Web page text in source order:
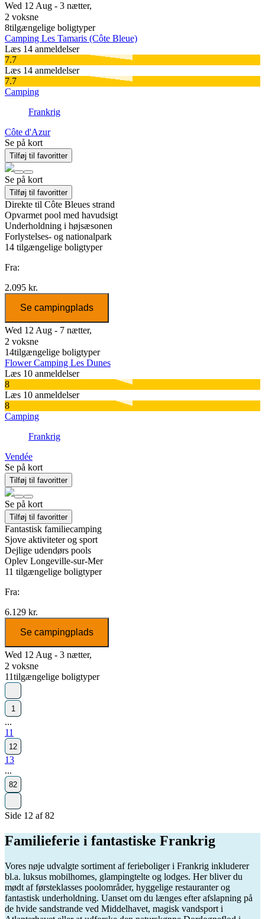
Wed 12 Aug - 3 nætter,
2 voksne
8tilgængelige boligtyper
Camping Les Tamaris (Côte Bleue)
Læs 14 anmeldelser
7.7
Læs 14 anmeldelser
7.7
Camping
Frankrig
Côte d'Azur
Se på kort
Tilføj til favoritter
Se på kort
Tilføj til favoritter
Direkte til Côte Bleues strand
Opvarmet pool med havudsigt
Underholdning i højsæsonen
Forlystelses- og nationalpark
14 tilgængelige boligtyper
Fra:
2.095 kr.
Se campingplads
Wed 12 Aug - 7 nætter,
2 voksne
14tilgængelige boligtyper
Flower Camping Les Dunes
Læs 10 anmeldelser
8
Læs 10 anmeldelser
8
Camping
Frankrig
Vendée
Se på kort
Tilføj til favoritter
Se på kort
Tilføj til favoritter
Fantastisk familiecamping
Sjove aktiviteter og sport
Dejlige udendørs pools
Oplev Longeville-sur-Mer
11 tilgængelige boligtyper
Fra:
6.129 kr.
Se campingplads
Wed 12 Aug - 3 nætter,
2 voksne
11tilgængelige boligtyper
1
...
11
12
13
...
82
Side 12 af 82
Familieferie i fantastiske Frankrig
Vores nøje udvalgte sortiment af ferieboliger i Frankrig inkluderer
bl.a. luksus mobilhomes, glampingtelte og lodges. Her bliver du
mødt af førsteklasses poolområder, hyggelige restauranter og
fantastisk underholdning. Uanset om du længes efter afslapning på
de hvide sandstrande ved Middelhavet, magisk vandsport i